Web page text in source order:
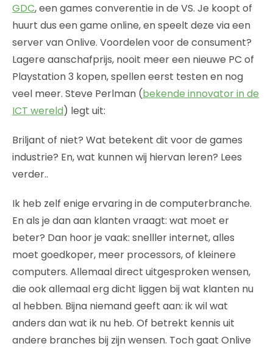
GDC, een games converentie in de VS. Je koopt of
huurt dus een game online, en speelt deze via een
server van Onlive. Voordelen voor de consument?
Lagere aanschafprijs, nooit meer een nieuwe PC of
Playstation 3 kopen, spellen eerst testen en nog
veel meer. Steve Perlman (bekende innovator in de
ICT wereld) legt uit:
Briljant of niet? Wat betekent dit voor de games
industrie? En, wat kunnen wij hiervan leren? Lees
verder..
Ik heb zelf enige ervaring in de computerbranche.
En als je dan aan klanten vraagt: wat moet er
beter? Dan hoor je vaak: snelller internet, alles
moet goedkoper, meer processors, of kleinere
computers. Allemaal direct uitgesproken wensen,
die ook allemaal erg dicht liggen bij wat klanten nu
al hebben. Bijna niemand geeft aan: ik wil wat
anders dan wat ik nu heb. Of betrekt kennis uit
andere branches bij zijn wensen. Toch gaat Onlive